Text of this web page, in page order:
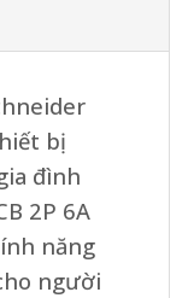
bị
đình
2P 6A
năng
người